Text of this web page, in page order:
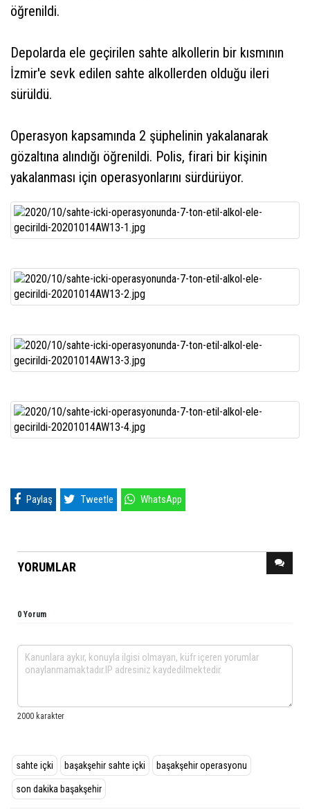
öğrenildi.
Depolarda ele geçirilen sahte alkollerin bir kısmının
İzmir'e sevk edilen sahte alkollerden olduğu ileri
sürüldü.
Operasyon kapsamında 2 şüphelinin yakalanarak
gözaltına alındığı öğrenildi. Polis, firari bir kişinin
yakalanması için operasyonlarını sürdürüyor.
Paylaş Tweetle WhatsApp
YORUMLAR
0 Yorum
sahte içki başakşehir sahte içki başakşehir operasyonu
son dakika başakşehir